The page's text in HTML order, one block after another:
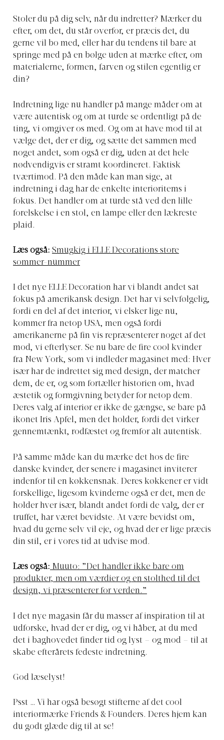
Stoler du på dig selv, når du indretter? Mærker du
efter, om det, du står overfor, er præcis det, du
gerne vil bo med, eller har du tendens til bare at
springe med på en bølge uden at mærke efter, om
materialerne, formen, farven og stilen egentlig er
din?
Indretning lige nu handler på mange måder om at
være autentisk og om at turde se ordentligt på de
ting, vi omgiver os med. Og om at have mod til at
vælge det, der er dig, og sætte det sammen med
noget andet, som også er dig, uden at det hele
nødvendigvis er stramt koordineret. Faktisk
tværtimod. På den måde kan man sige, at
indretning i dag har de enkelte interiøritems i
fokus. Det handler om at turde stå ved den lille
forelskelse i en stol, en lampe eller den lækreste
plaid.
Læs også: Smugkig i ELLE Decorations store
sommer-nummer
I det nye ELLE Decoration har vi blandt andet sat
fokus på amerikansk design. Det har vi selvfølgelig,
fordi en del af det interiør, vi elsker lige nu,
kommer fra netop USA, men også fordi
amerikanerne på fin vis repræsenterer noget af det
mod, vi efterlyser. Se nu bare de fire cool kvinder
fra New York, som vi indleder magasinet med: Hver
især har de indrettet sig med design, der matcher
dem, de er, og som fortæller historien om, hvad
æstetik og formgivning betyder for netop dem.
Deres valg af interiør er ikke de gængse, se bare på
ikonet Iris Apfel, men det holder, fordi det virker
gennemtænkt, rodfæstet og fremfor alt autentisk.
På samme måde kan du mærke det hos de fire
danske kvinder, der senere i magasinet inviterer
indenfor til en køkkensnak. Deres køkkener er vidt
forskellige, ligesom kvinderne også er det, men de
holder hver især, blandt andet fordi de valg, der er
truffet, har været bevidste. At være bevidst om,
hvad du gerne selv vil eje, og hvad der er lige præcis
din stil, er i vores tid at udvise mod.
Læs også: Muuto: ”Det handler ikke bare om
produkter, men om værdier og en stolthed til det
design, vi præsenterer for verden.”
I det nye magasin får du masser af inspiration til at
udforske, hvad der er dig, og vi håber, at du med
det i baghovedet finder tid og lyst – og mod – til at
skabe efterårets fedeste indretning.
God læselyst!
Psst … Vi har også besøgt stifterne af det cool
interiørmærke Friends & Founders. Deres hjem kan
du godt glæde dig til at se!